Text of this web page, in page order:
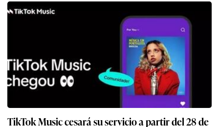
TikTok Music cesará su servicio a partir del 28 de